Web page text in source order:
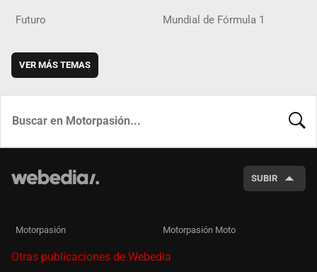
Futuro Mundial de Fórmula 1
VER MÁS TEMAS
SUBIR
Motorpasión Motorpasión Moto
Otras publicaciones de Webedia